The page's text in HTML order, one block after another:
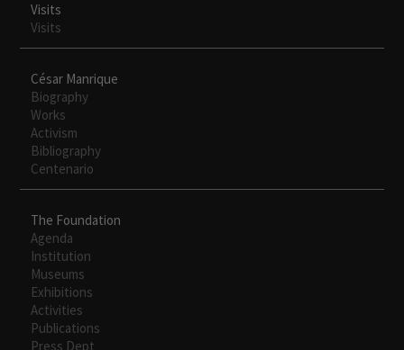
Visits
Visits
César Manrique
Biography
Works
Activism
Bibliography
Centenario
The Foundation
Agenda
Institution
Museums
Exhibitions
Activities
Publications
Press Dept